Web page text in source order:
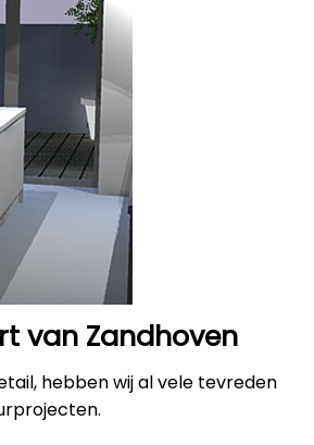
van Zandhoven
hebben wij al vele tevreden